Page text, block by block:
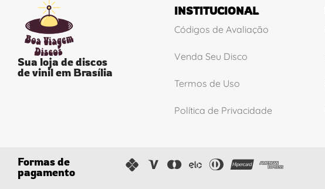
Sua loja de discos
de vinil em Brasília
INSTITUCIONAL
Códigos de Avaliação
Venda Seu Disco
Termos de Uso
Política de Privacidade
Formas de
pagamento